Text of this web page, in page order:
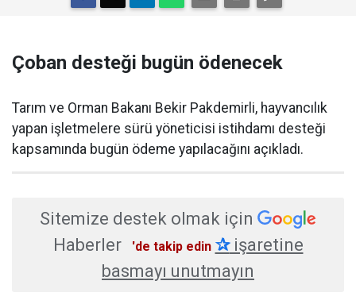
Çoban desteği bugün ödenecek
​Tarım ve Orman Bakanı Bekir Pakdemirli, hayvancılık
yapan işletmelere sürü yöneticisi istihdamı desteği
kapsamında bugün ödeme yapılacağını açıkladı.
Sitemize destek olmak için
Haberler
'de takip edin ✰işaretine
basmayı unutmayın